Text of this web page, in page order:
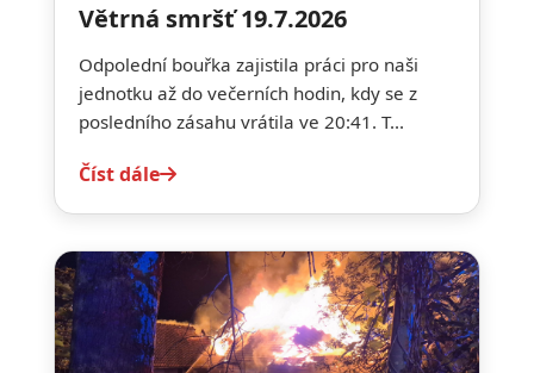
Větrná smršť 19.7.2026
Odpolední bouřka zajistila práci pro naši
jednotku až do večerních hodin, kdy se z
posledního zásahu vrátila ve 20:41. T...
Číst dále